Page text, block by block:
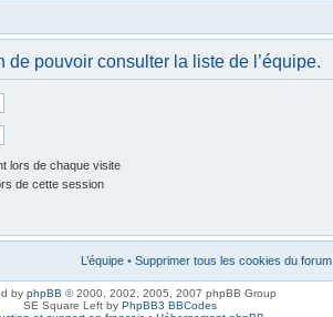
pouvoir consulter la liste de l’équipe.
lors de chaque visite
de cette session
L’équipe • Supprimer tous les cookies du forum
by phpBB © 2000, 2002, 2005, 2007 phpBB Group
SE Square Left by PhpBB3 BBCodes